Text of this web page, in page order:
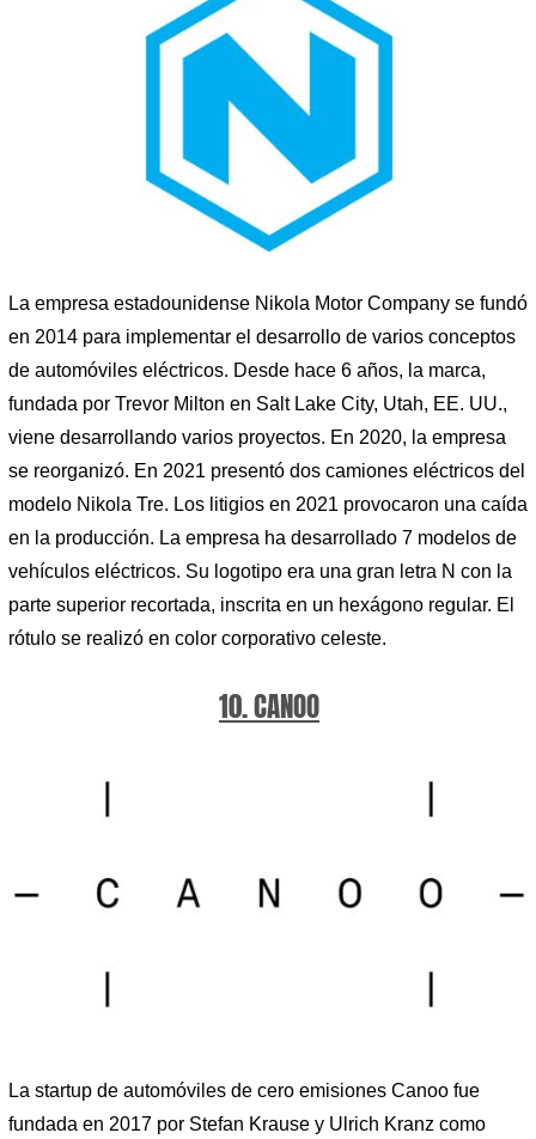
La empresa estadounidense Nikola Motor Company se fundó
en 2014 para implementar el desarrollo de varios conceptos
de automóviles eléctricos. Desde hace 6 años, la marca,
fundada por Trevor Milton en Salt Lake City, Utah, EE. UU.,
viene desarrollando varios proyectos. En 2020, la empresa
se reorganizó. En 2021 presentó dos camiones eléctricos del
modelo Nikola Tre. Los litigios en 2021 provocaron una caída
en la producción. La empresa ha desarrollado 7 modelos de
vehículos eléctricos. Su logotipo era una gran letra N con la
parte superior recortada, inscrita en un hexágono regular. El
rótulo se realizó en color corporativo celeste.
10. CANOO
La startup de automóviles de cero emisiones Canoo fue
fundada en 2017 por Stefan Krause y Ulrich Kranz como